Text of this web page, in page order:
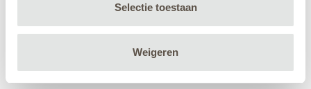
Selectie toestaan
Weigeren